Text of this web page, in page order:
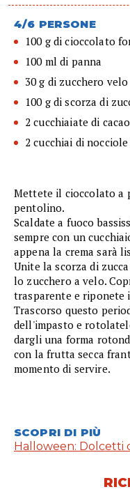
4/6 PERSONE
100 g di cioccolato
100 ml di panna
30 g di zucchero velo
100 g di scorza di
2 cucchiaiate di
2 cucchiai di
Mettete il cioccolato a
pentolino.
Scaldate a fuoco
sempre con un
appena la crema sarà
Unite la scorza di
lo zucchero a velo.
trasparente e riponete
Trascorso questo
dell'impasto e
dargli una forma
con la frutta secca
momento di servire.
SCOPRI DI PIÙ
Halloween: Dolcetti